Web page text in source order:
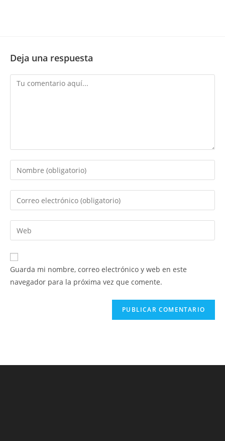
Deja una respuesta
Comentario
Introduce
tu
nombre
de
usuario
para
comentar
Introduce
tu
dirección
de
electrónico
para
comentar
Introduce
la
URL
de
Guarda mi nombre, correo electrónico y web en este
navegador para la próxima vez que comente.